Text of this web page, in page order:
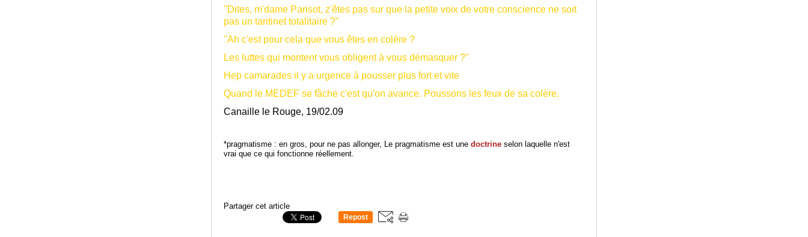
"Dites, m'dame Parisot, z'êtes pas sur que la petite voix de votre conscience ne soit
pas un tantinet totalitaire ?"
"Ah c'est pour cela que vous êtes en colère ?
Les luttes qui montent vous obligent à vous démasquer ?"
Hep camarades il y a urgence à pousser plus fort et vite
Quand le MEDEF se fâche c'est qu'on avance. Poussons les feux de sa colère.
Canaille le Rouge, 19/02.09
*pragmatisme : en gros, pour ne pas allonger, Le pragmatisme est une doctrine selon laquelle n'est
vrai que ce qui fonctionne réellement.
Partager cet article
Repost